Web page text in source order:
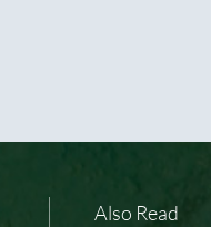
Also Read